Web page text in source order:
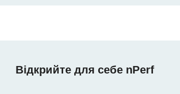
Відкрийте для себе nPerf